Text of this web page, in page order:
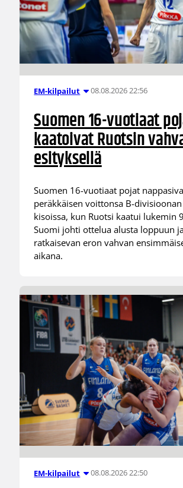
EM-kilpailut 08.08.2026 22:56
Suomen 16-vuotiaat
kaatoivat Ruotsin
esityksellä
Suomen 16-vuotiaat pojat
peräkkäisen voittonsa B-divisioonan
kisoissa, kun Ruotsi kaatui lukemin
Suomi johti ottelua alusta loppuun
ratkaisevan eron vahvan
aikana.
EM-kilpailut 08.08.2026 22:50